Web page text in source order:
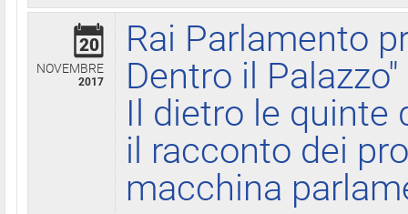
20
NOVEMBRE
2017
Rai Parlamento
Dentro il Palazzo"
Il dietro le quinte
il racconto dei
macchina